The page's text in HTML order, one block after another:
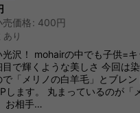
売価格: 400円
あり
光沢！ mohairの中でも子供=キ
目で輝くような美しさ 今回は
で「メリノの白羊毛」とブレン
します。 丸まっているのが「
お相手…